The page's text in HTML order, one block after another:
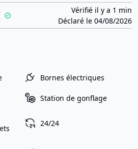
Vérifié il y a 1 min
Déclaré le 04/08/2026
Bornes électriques
Station de gonflage
24/24